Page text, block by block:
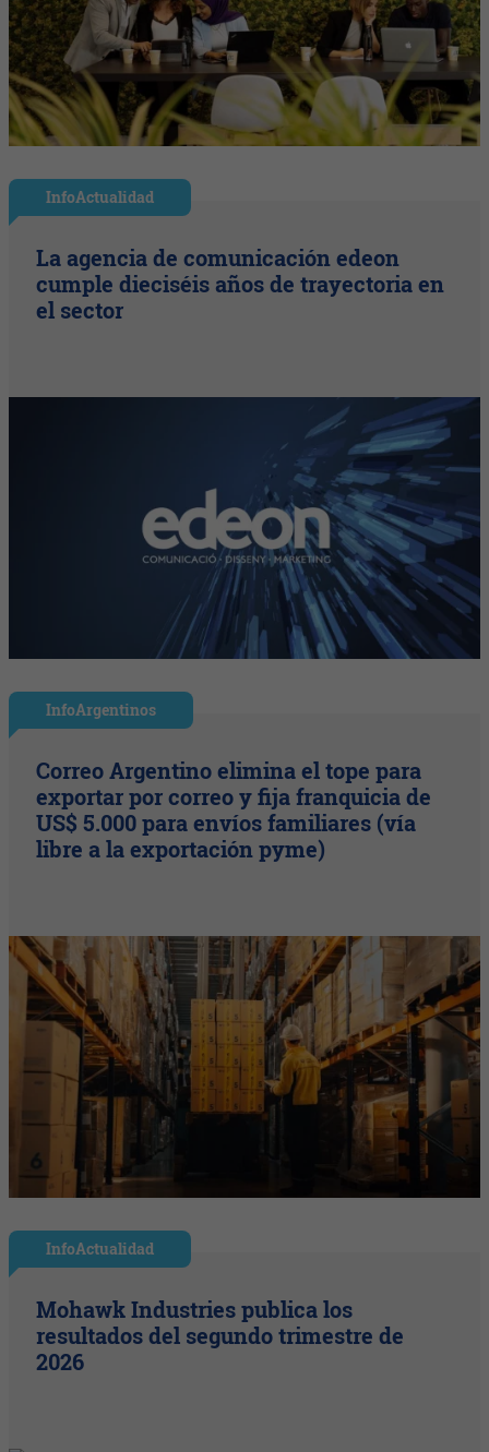
InfoActualidad
La agencia de comunicación edeon
cumple dieciséis años de trayectoria en
el sector
InfoArgentinos
Correo Argentino elimina el tope para
exportar por correo y fija franquicia de
US$ 5.000 para envíos familiares (vía
libre a la exportación pyme)
InfoActualidad
Mohawk Industries publica los
resultados del segundo trimestre de
2026